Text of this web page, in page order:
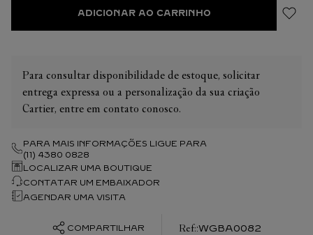
ADICIONAR AO CARRINHO
Para consultar disponibilidade de estoque, solicitar
entrega expressa ou a personalização da sua criação
Cartier, entre em contato conosco.
PARA MAIS INFORMAÇÕES LIGUE PARA
(11) 4380 0828
LOCALIZAR UMA BOUTIQUE
CONTATAR UM EMBAIXADOR
AGENDAR UMA VISITA
COMPARTILHAR :WGBA0082